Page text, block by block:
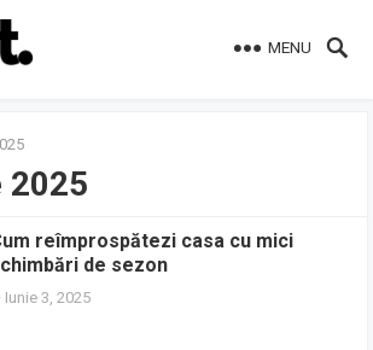
MENU
2025
reîmprospătezi casa cu mici
de sezon
Iunie 3, 2025